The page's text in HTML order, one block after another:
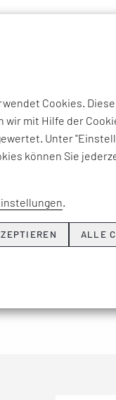
Cookies.
wir mit Hilfe der
Unter
können Sie
.
ALLE